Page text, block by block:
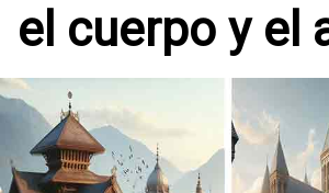
el cuerpo y el